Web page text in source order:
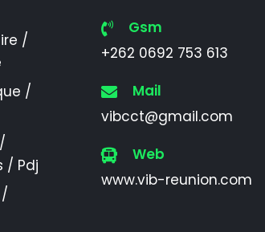
/
/
/ Pdj
Gsm
+262 0692 753 613
Mail
vibcct@gmail.com
Web
www.vib-reunion.com